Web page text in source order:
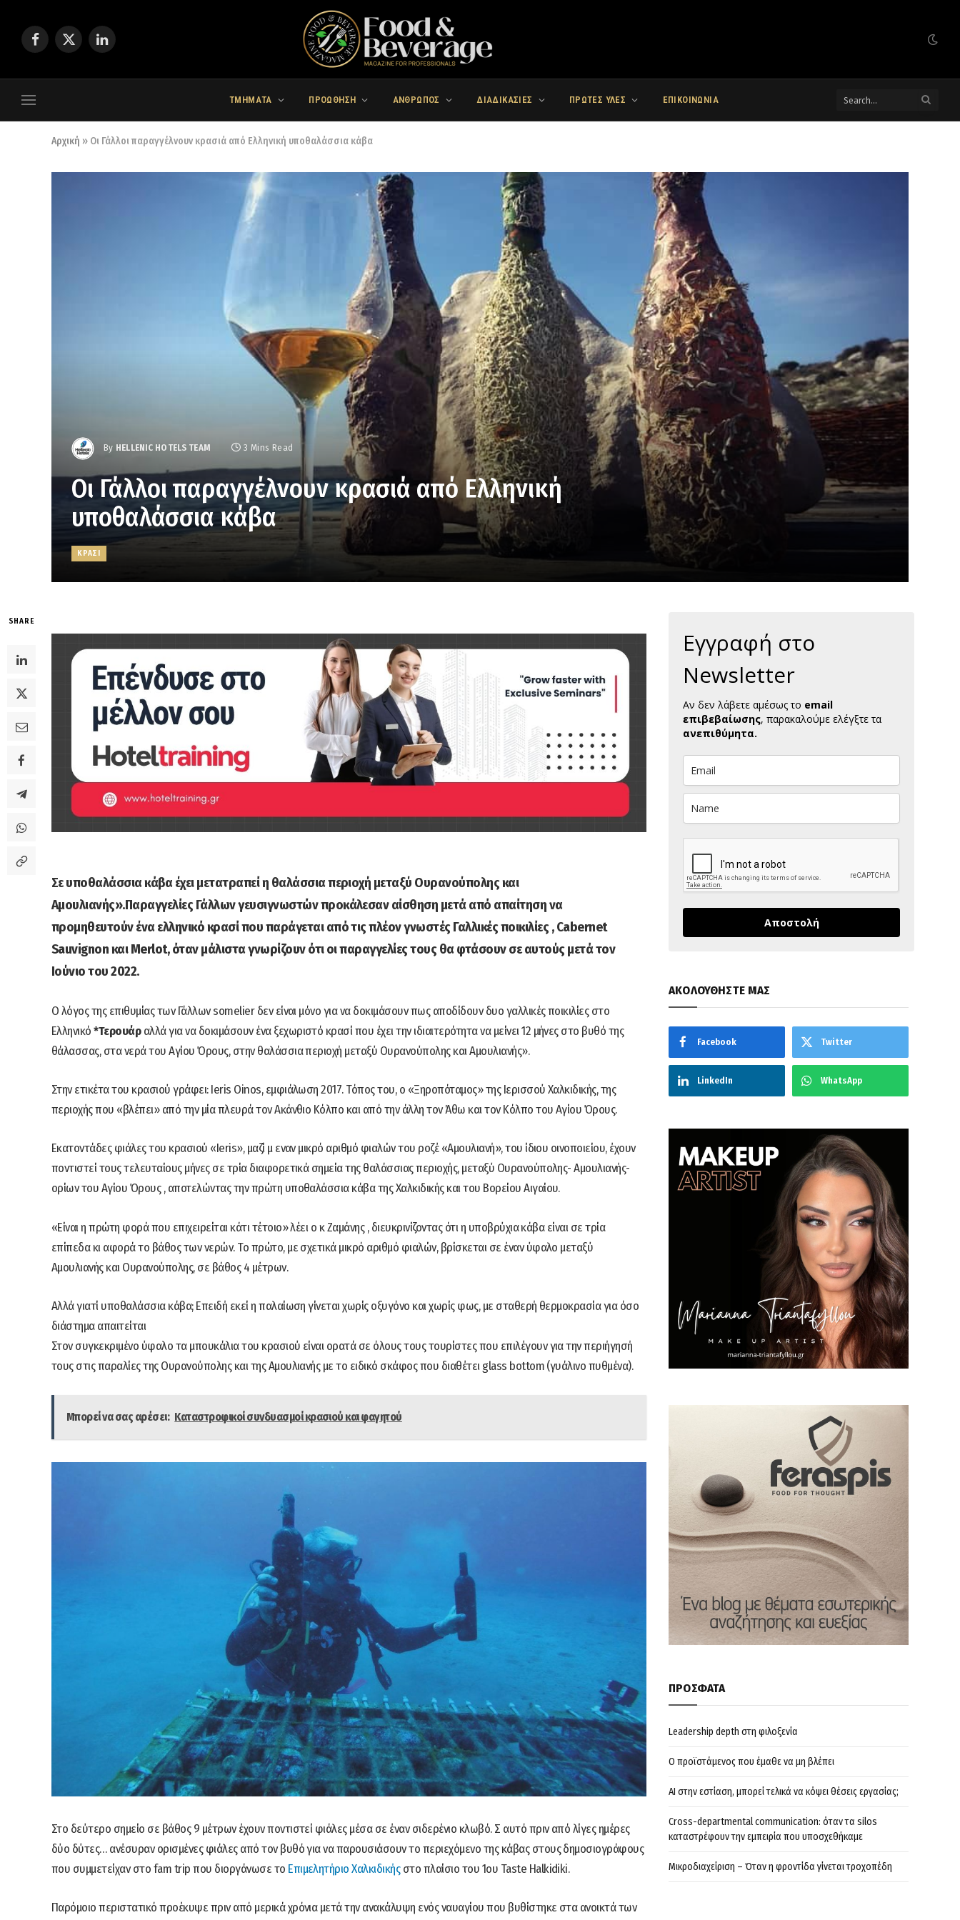
Facebook
X
LinkedIn
ΤΜΗΜΑΤΑ ΠΡΟΩΘΗΣΗ ΑΝΘΡΩΠΟΣ ΔΙΑΔΙΚΑΣΙΕΣ ΠΡΩΤΕΣ ΥΛΕΣ ΕΠΙΚΟΙΝΩΝΙΑ
Αρχική » Οι Γάλλοι παραγγέλνουν κρασιά από Ελληνική υποθαλάσσια κάβα
By HELLENIC HOTELS TEAM 3 Mins Read
Οι Γάλλοι παραγγέλνουν κρασιά από Ελληνική
υποθαλάσσια κάβα
ΚΡΑΣΙ
SHARE
Σε υποθαλάσσια κάβα έχει μετατραπεί η θαλάσσια περιοχή μεταξύ Ουρανούπολης και
Αμουλιανής».Παραγγελίες Γάλλων γευσιγνωστών προκάλεσαν αίσθηση μετά από απαίτηση να
προμηθευτούν ένα ελληνικό κρασί που παράγεται από τις πλέον γνωστές Γαλλικές ποικιλίες , Cabernet
Sauvignon και Merlot, όταν μάλιστα γνωρίζουν ότι οι παραγγελίες τους θα φτάσουν σε αυτούς μετά τον
Ιούνιο του 2022.
Ο λόγος της επιθυμίας των Γάλλων somelier δεν είναι μόνο για να δοκιμάσουν πως αποδίδουν δυο γαλλικές ποικιλίες στο
Ελληνικό*Τερουάραλλά για να δοκιμάσουν ένα ξεχωριστό κρασί που έχει την ιδιαιτερότητα να μείνει 12 μήνες στο βυθό της
θάλασσας, στα νερά του Αγίου Όρους, στην θαλάσσια περιοχή μεταξύ Ουρανούπολης και Αμουλιανής».
Στην ετικέτα του κρασιού γράφει: Ieris Oinos, εμφιάλωση 2017. Τόπος του, ο «Ξηροπόταμος» της Ιερισσού Χαλκιδικής, της
περιοχής που «βλέπει» από την μία πλευρά τον Ακάνθιο Κόλπο και από την άλλη τον Άθω και τον Κόλπο του Αγίου Όρους.
Εκατοντάδες φιάλες του κρασιού «Ιeris», μαζί μ εναν μικρό αριθμό φιαλών του ροζέ «Αμουλιανή», του ίδιου οινοποιείου, έχουν
ποντιστεί τους τελευταίους μήνες σε τρία διαφορετικά σημεία της θαλάσσιας περιοχής, μεταξύ Ουρανούπολης- Αμουλιανής-
ορίων του Αγίου Όρους , αποτελώντας την πρώτη υποθαλάσσια κάβα της Χαλκιδικής και του Βορείου Αιγαίου.
«Είναι η πρώτη φορά που επιχειρείται κάτι τέτοιο» λέει ο κ Ζαμάνης , διευκρινίζοντας ότι η υποβρύχια κάβα είναι σε τρία
επίπεδα κι αφορά το βάθος των νερών. Το πρώτο, με σχετικά μικρό αριθμό φιαλών, βρίσκεται σε έναν ύφαλο μεταξύ
Αμουλιανής και Ουρανούπολης, σε βάθος 4 μέτρων.
Αλλά γιατί υποθαλάσσια κάβα; Επειδή εκεί η παλαίωση γίνεται χωρίς οξυγόνο και χωρίς φως, με σταθερή θερμοκρασία για όσο
διάστημα απαιτείται
Στον συγκεκριμένο ύφαλο τα μπουκάλια του κρασιού είναι ορατά σε όλους τους τουρίστες που επιλέγουν για την περιήγησή
τους στις παραλίες της Ουρανούπολης και της Αμουλιανής με το ειδικό σκάφος που διαθέτει glass bottom (γυάλινο πυθμένα).
Μπορεί να σας αρέσει: Καταστροφικοί συνδυασμοί κρασιού και φαγητού
Στο δεύτερο σημείο σε βάθος 9 μέτρων έχουν ποντιστεί φιάλες μέσα σε έναν σιδερένιο κλωβό. Σ αυτό πριν από λίγες ημέρες
δύο δύτες… ανέσυραν ορισμένες φιάλες από τον βυθό για να παρουσιάσουν το περιεχόμενο της κάβας στους δημοσιογράφους
που συμμετείχαν στο fam trip που διοργάνωσε το Επιμελητήριο Χαλκιδικήςστο πλαίσιο του 1ου Taste Halkidiki.
Παρόμοιο περιστατικό προέκυψε πριν από μερικά χρόνια μετά την ανακάλυψη ενός ναυαγίου που βυθίστηκε στα ανοικτά των
Εγγραφή στο
Newsletter
Αν δεν λάβετε αμέσως το email
επιβεβαίωσης, παρακαλούμε ελέγξτε τα
ανεπιθύμητα.
Αποστολή
ΑΚΟΛΟΥΘΗΣΤΕ ΜΑΣ
Facebook Twitter
LinkedIn WhatsApp
ΠΡΟΣΦΑΤΑ
Leadership depth στη φιλοξενία
Ο προϊστάμενος που έμαθε να μη βλέπει
AI στην εστίαση, μπορεί τελικά να κόψει θέσεις εργασίας;
Cross-departmental communication: όταν τα silos
καταστρέφουν την εμπειρία που υποσχεθήκαμε
Μικροδιαχείριση – Όταν η φροντίδα γίνεται τροχοπέδη